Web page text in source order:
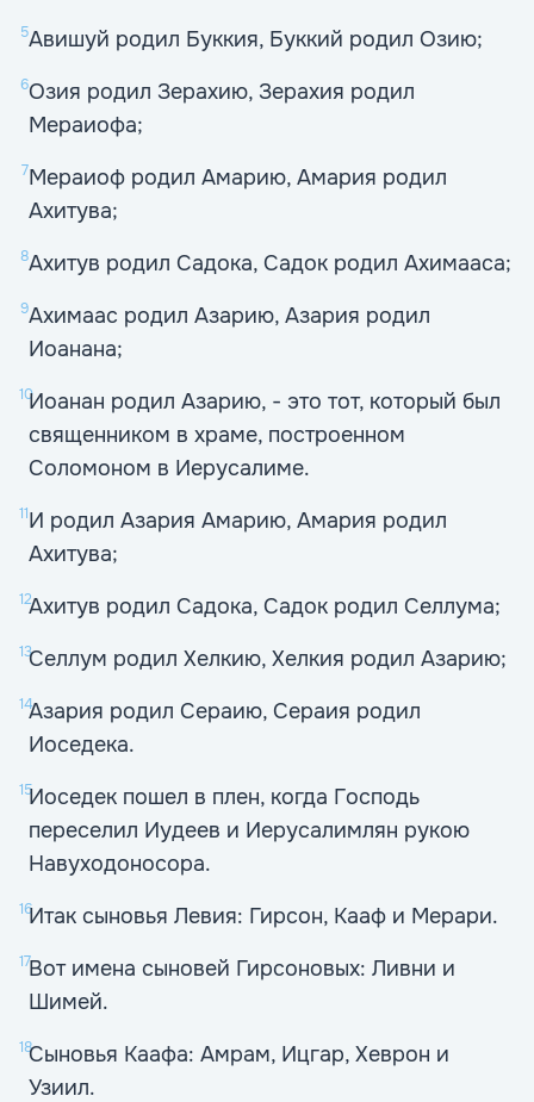
5Авишуй родил Буккия, Буккий родил Озию;
6Озия родил Зерахию, Зерахия родил
Мераиофа;
7Мераиоф родил Амарию, Амария родил
Ахитува;
8Ахитув родил Садока, Садок родил Ахимааса;
9Ахимаас родил Азарию, Азария родил
Иоанана;
10Иоанан родил Азарию, - это тот, который был
священником в храме, построенном
Соломоном в Иерусалиме.
11И родил Азария Амарию, Амария родил
Ахитува;
12Ахитув родил Садока, Садок родил Селлума;
13Селлум родил Хелкию, Хелкия родил Азарию;
14Азария родил Сераию, Сераия родил
Иоседека.
15Иоседек пошел в плен, когда Господь
переселил Иудеев и Иерусалимлян рукою
Навуходоносора.
16Итак сыновья Левия: Гирсон, Кааф и Мерари.
17Вот имена сыновей Гирсоновых: Ливни и
Шимей.
18Сыновья Каафа: Амрам, Ицгар, Хеврон и
Узиил.